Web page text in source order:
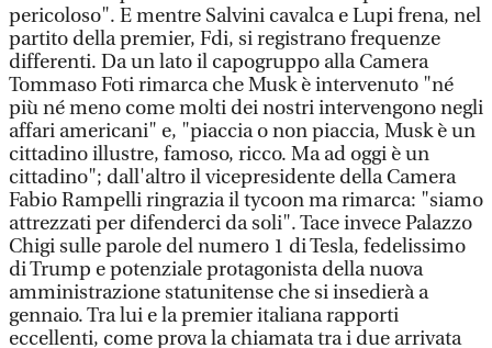
pericoloso". E mentre Salvini cavalca e Lupi frena, nel
partito della premier, Fdi, si registrano frequenze
differenti. Da un lato il capogruppo alla Camera
Tommaso Foti rimarca che Musk è intervenuto "né
più né meno come molti dei nostri intervengono negli
affari americani" e, "piaccia o non piaccia, Musk è un
cittadino illustre, famoso, ricco. Ma ad oggi è un
cittadino"; dall'altro il vicepresidente della Camera
Fabio Rampelli ringrazia il tycoon ma rimarca: "siamo
attrezzati per difenderci da soli". Tace invece Palazzo
Chigi sulle parole del numero 1 di Tesla, fedelissimo
di Trump e potenziale protagonista della nuova
amministrazione statunitense che si insedierà a
gennaio. Tra lui e la premier italiana rapporti
eccellenti, come prova la chiamata tra i due arrivata